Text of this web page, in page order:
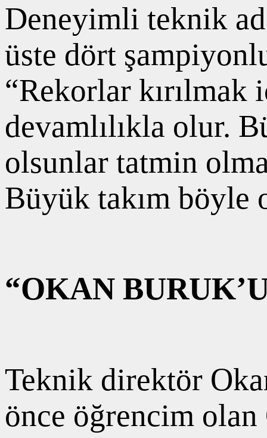
Deneyimli teknik
üste dört
“Rekorlar kırılmak
devamlılıkla olur.
olsunlar tatmin
Büyük takım böyle
“OKAN
Teknik direktör
önce öğrencim